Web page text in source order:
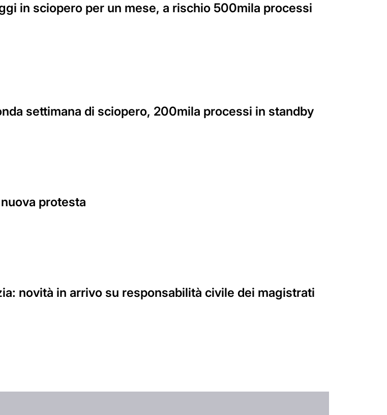
in sciopero per un mese, a rischio 500mila processi
settimana di sciopero, 200mila processi in standby
protesta
novità in arrivo su responsabilità civile dei magistrati